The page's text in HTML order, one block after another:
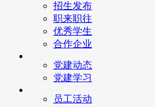
招生发布
职来职往
优秀学生
合作企业
党建动态
党建学习
员工活动